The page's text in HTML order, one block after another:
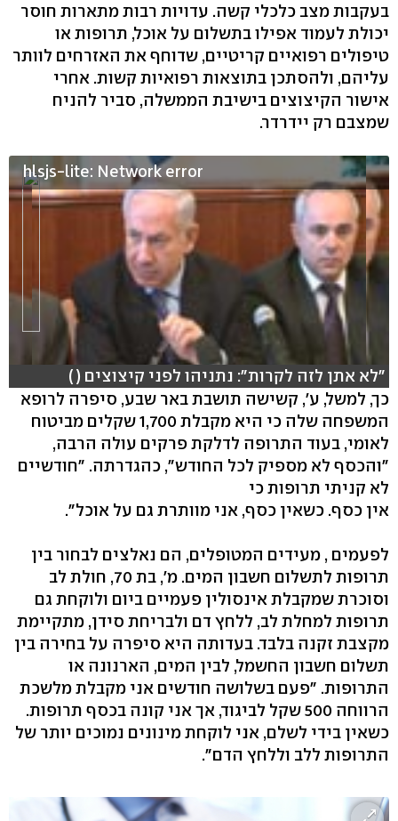
בעקבות מצב כלכלי קשה. עדויות רבות מתארות חוסר
יכולת לעמוד אפילו בתשלום על אוכל, תרופות או
טיפולים רפואיים קריטיים, שדוחף את האזרחים לוותר
עליהם, ולהסתכן בתוצאות רפואיות קשות. אחרי
אישור הקיצוצים בישיבת הממשלה, סביר להניח
שמצבם רק יידרדר.
hlsjs-lite: Network error
"לא אתן לזה לקרות": נתניהו לפני קיצוצים ( )
כך, למשל, ע', קשישה תושבת באר שבע, סיפרה לרופא
המשפחה שלה כי היא מקבלת 1,700 שקלים מביטוח
לאומי, בעוד התרופה לדלקת פרקים עולה הרבה,
"והכסף לא מספיק לכל החודש", כהגדרתה. "חודשיים
לא קניתי תרופות כי
אין כסף. כשאין כסף, אני מוותרת גם על אוכל".
לפעמים , מעידים המטופלים, הם נאלצים לבחור בין
תרופות לתשלום חשבון המים. מ', בת 70, חולת לב
וסוכרת שמקבלת אינסולין פעמיים ביום ולוקחת גם
תרופות למחלת לב, ללחץ דם ולבריחת סידן, מתקיימת
מקצבת זקנה בלבד. בעדותה היא סיפרה על בחירה בין
תשלום חשבון החשמל, לבין המים, הארנונה או
התרופות. "פעם בשלושה חודשים אני מקבלת מלשכת
הרווחה 500 שקל לביגוד, אך אני קונה בכסף תרופות.
כשאין בידי לשלם, אני לוקחת מינונים נמוכים יותר של
התרופות ללב וללחץ הדם".